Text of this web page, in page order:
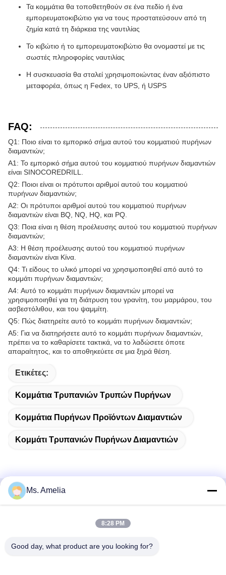
Τα κομμάτια θα τοποθετηθούν σε ένα πεδίο ή ένα
εμπορευματοκιβώτιο για να τους προστατεύσουν από τη
ζημία κατά τη διάρκεια της ναυτιλίας
Το κιβώτιο ή το εμπορευματοκιβώτιο θα ονομαστεί με τις
σωστές πληροφορίες ναυτιλίας
Η συσκευασία θα σταλεί χρησιμοποιώντας έναν αξιόπιστο
μεταφορέα, όπως η Fedex, το UPS, ή USPS
FAQ:
Q1: Ποιο είναι το εμπορικό σήμα αυτού του κομματιού πυρήνων
διαμαντιών;
Α1: Το εμπορικό σήμα αυτού του κομματιού πυρήνων διαμαντιών
είναι SINOCOREDRILL.
Q2: Ποιοι είναι οι πρότυποι αριθμοί αυτού του κομματιού
πυρήνων διαμαντιών;
A2: Οι πρότυποι αριθμοί αυτού του κομματιού πυρήνων
διαμαντιών είναι BQ, NQ, HQ, και PQ.
Q3: Ποια είναι η θέση προέλευσης αυτού του κομματιού πυρήνων
διαμαντιών;
A3: Η θέση προέλευσης αυτού του κομματιού πυρήνων
διαμαντιών είναι Κίνα.
Q4: Τι είδους το υλικό μπορεί να χρησιμοποιηθεί από αυτό το
κομμάτι πυρήνων διαμαντιών;
A4: Αυτό το κομμάτι πυρήνων διαμαντιών μπορεί να
χρησιμοποιηθεί για τη διάτρυση του γρανίτη, του μαρμάρου, του
ασβεστόλιθου, και του ψαμμίτη.
Q5: Πώς διατηρείτε αυτό το κομμάτι πυρήνων διαμαντιών;
A5: Για να διατηρήσετε αυτό το κομμάτι πυρήνων διαμαντιών,
πρέπει να το καθαρίσετε τακτικά, να το λαδώσετε όποτε
απαραίτητος, και το αποθηκεύετε σε μια ξηρά θέση.
Ετικέτες:
Κομμάτια Τρυπανιών Τρυπών Πυρήνων
Κομμάτια Πυρήνων Προϊόντων Διαμαντιών
Κομμάτι Τρυπανιών Πυρήνων Διαμαντιών
Γρήγορη επαφή
Jiangsu, 214413, Κίνα
Ms. Amelia
8:28 PM
Good day, what product are you looking for?